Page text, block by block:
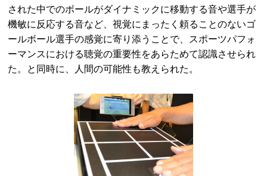
された中でのボールがダイナミックに移動する音や選手が
機敏に反応する音など、視覚にまったく頼ることのないゴ
ールボール選手の感覚に寄り添うことで、スポーツパフォ
ーマンスにおける聴覚の重要性をあらためて認識させられ
た。と同時に、人間の可能性も教えられた。